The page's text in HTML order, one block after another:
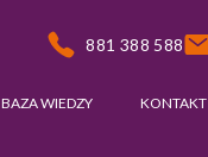
881 388 588
BAZA WIEDZY KONTAKT